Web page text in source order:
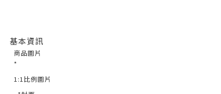
基本資訊
商品圖片
*
1:1比例圖片